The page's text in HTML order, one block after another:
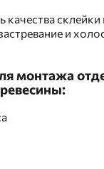
склейки
и
монтажа